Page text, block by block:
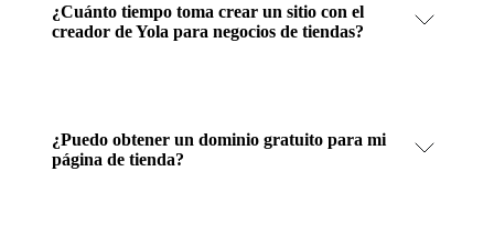
¿Cuánto tiempo toma crear un sitio con el
creador de Yola para negocios de tiendas?
¿Puedo obtener un dominio gratuito para mi
página de tienda?